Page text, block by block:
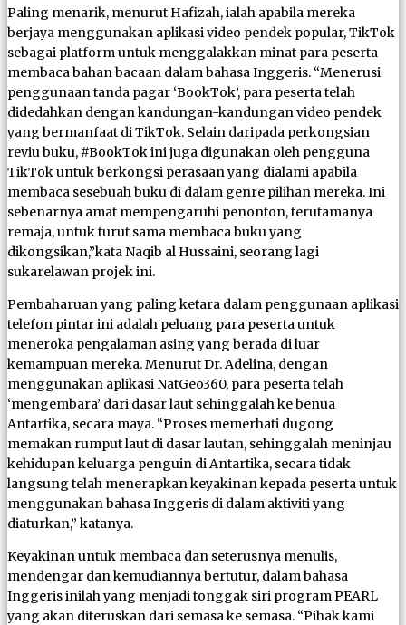
Paling menarik, menurut Hafizah, ialah apabila mereka
berjaya menggunakan aplikasi video pendek popular, TikTok
sebagai platform untuk menggalakkan minat para peserta
membaca bahan bacaan dalam bahasa Inggeris. “Menerusi
penggunaan tanda pagar ‘BookTok’, para peserta telah
didedahkan dengan kandungan-kandungan video pendek
yang bermanfaat di TikTok. Selain daripada perkongsian
reviu buku, #BookTok ini juga digunakan oleh pengguna
TikTok untuk berkongsi perasaan yang dialami apabila
membaca sesebuah buku di dalam genre pilihan mereka. Ini
sebenarnya amat mempengaruhi penonton, terutamanya
remaja, untuk turut sama membaca buku yang
dikongsikan,”kata Naqib al Hussaini, seorang lagi
sukarelawan projek ini.
Pembaharuan yang paling ketara dalam penggunaan aplikasi
telefon pintar ini adalah peluang para peserta untuk
meneroka pengalaman asing yang berada di luar
kemampuan mereka. Menurut Dr. Adelina, dengan
menggunakan aplikasi NatGeo360, para peserta telah
‘mengembara’ dari dasar laut sehinggalah ke benua
Antartika, secara maya. “Proses memerhati dugong
memakan rumput laut di dasar lautan, sehinggalah meninjau
kehidupan keluarga penguin di Antartika, secara tidak
langsung telah menerapkan keyakinan kepada peserta untuk
menggunakan bahasa Inggeris di dalam aktiviti yang
diaturkan,” katanya.
Keyakinan untuk membaca dan seterusnya menulis,
mendengar dan kemudiannya bertutur, dalam bahasa
Inggeris inilah yang menjadi tonggak siri program PEARL
yang akan diteruskan dari semasa ke semasa. “Pihak kami